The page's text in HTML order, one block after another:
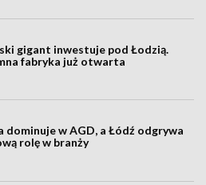
gigant inwestuje pod Łodzią.
fabryka już otwarta
dominuje w AGD, a Łódź odgrywa
rolę w branży